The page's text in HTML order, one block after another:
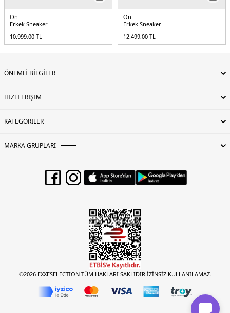
On
Erkek Sneaker
10.999,00 TL
On
Erkek Sneaker
12.499,00 TL
ÖNEMLİ BİLGİLER
HIZLI ERİŞİM
KATEGORİLER
MARKA GRUPLARI
©2026 EXXESELECTION TÜM HAKLARI SAKLIDIR.İZİNSİZ KULLANILAMAZ.